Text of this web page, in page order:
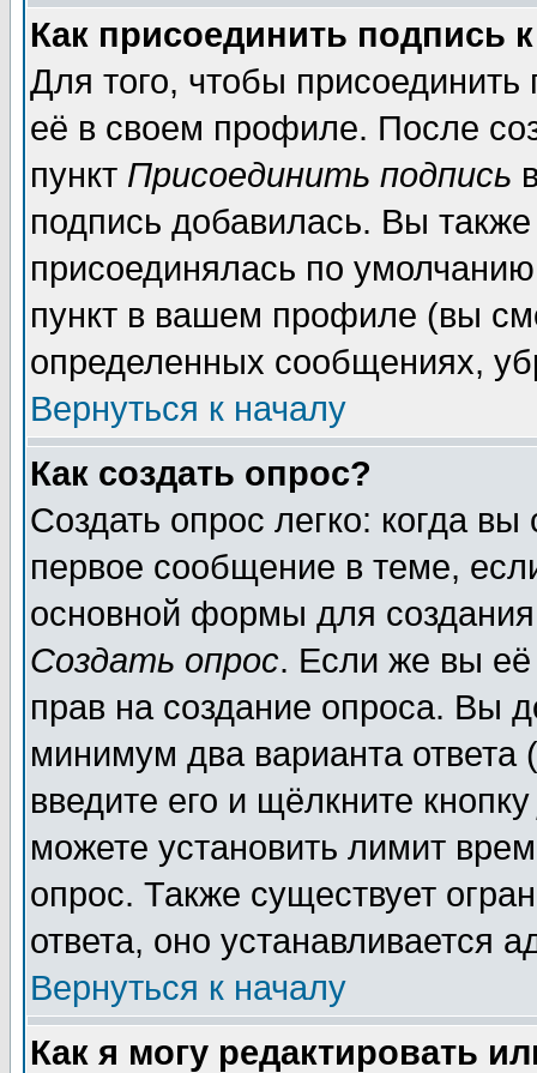
Как присоединить подпись
Для того, чтобы
её в своем профиле. После
пункт Присоединить подпись
подпись добавилась. Вы
присоединялась по
пункт в вашем профиле (вы
определенных сообщениях,
Вернуться к началу
Как создать опрос?
Создать опрос легко: когда
первое сообщение в теме,
основной формы для
Создать опрос. Если же вы её
прав на создание опроса. Вы
минимум два варианта ответа
введите его и щёлкните
можете установить лимит
опрос. Также существует
ответа, оно устанавливается
Вернуться к началу
Как я могу редактировать